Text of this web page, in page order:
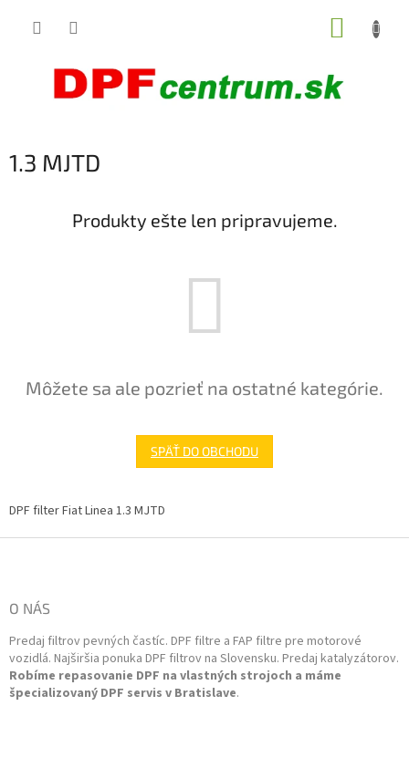
1.3 MJTD
Produkty ešte len pripravujeme.
Môžete sa ale pozrieť na ostatné kategórie.
SPÄŤ DO OBCHODU
DPF filter Fiat Linea 1.3 MJTD
O NÁS
Predaj filtrov pevných častíc. DPF filtre a FAP filtre pre motorové
vozidlá. Najširšia ponuka DPF filtrov na Slovensku. Predaj katalyzátorov.
Robíme repasovanie DPF na vlastných strojoch a máme
špecializovaný DPF servis v Bratislave.